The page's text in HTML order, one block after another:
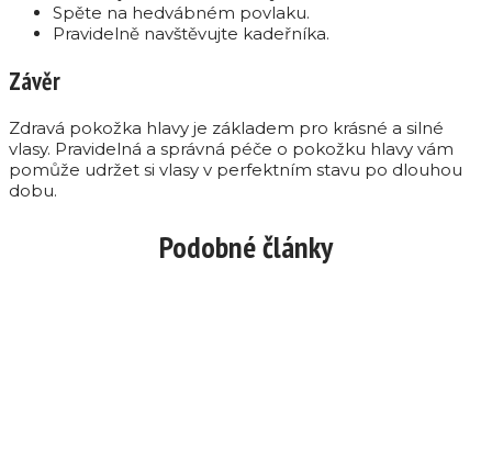
Spěte na hedvábném povlaku.
Pravidelně navštěvujte kadeřníka.
Závěr
Zdravá pokožka hlavy je základem pro krásné a silné
vlasy. Pravidelná a správná péče o pokožku hlavy vám
pomůže udržet si vlasy v perfektním stavu po dlouhou
dobu.
Podobné články